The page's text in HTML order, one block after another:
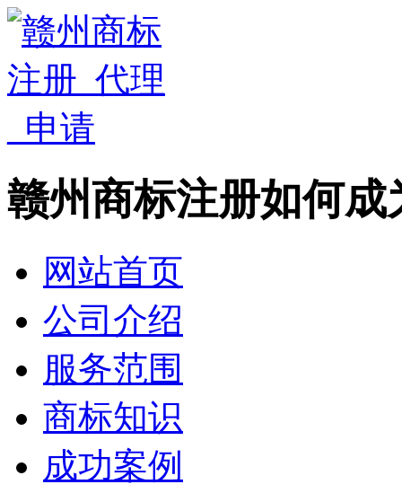
赣州商标注册如何
网站首页
公司介绍
服务范围
商标知识
成功案例